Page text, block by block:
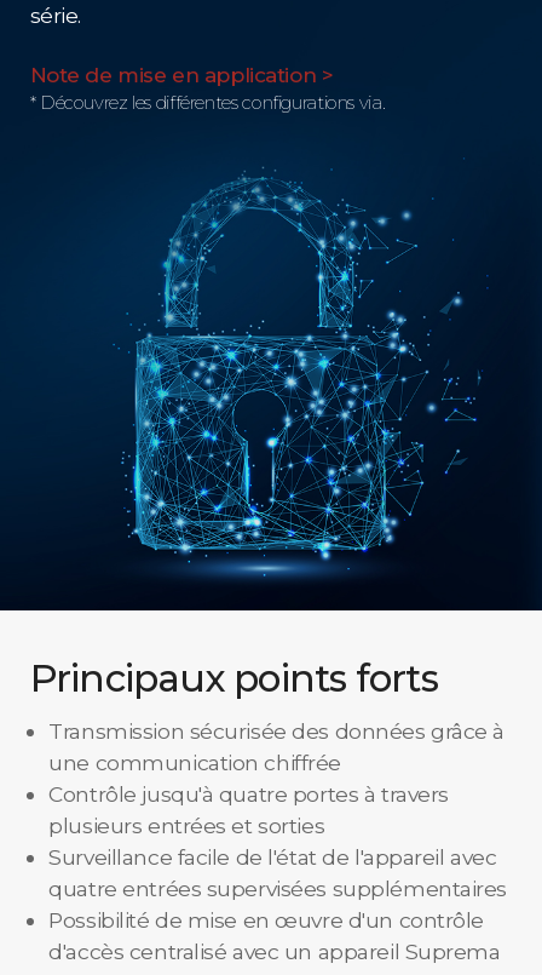
série.
Note de mise en application >
* Découvrez les différentes configurations via.
Principaux points forts
Transmission sécurisée des données grâce à
une communication chiffrée
Contrôle jusqu'à quatre portes à travers
plusieurs entrées et sorties
Surveillance facile de l'état de l'appareil avec
quatre entrées supervisées supplémentaires
Possibilité de mise en œuvre d'un contrôle
d'accès centralisé avec un appareil Suprema